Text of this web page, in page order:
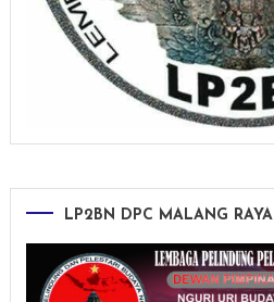
LP2BN DPC MALANG RAYA